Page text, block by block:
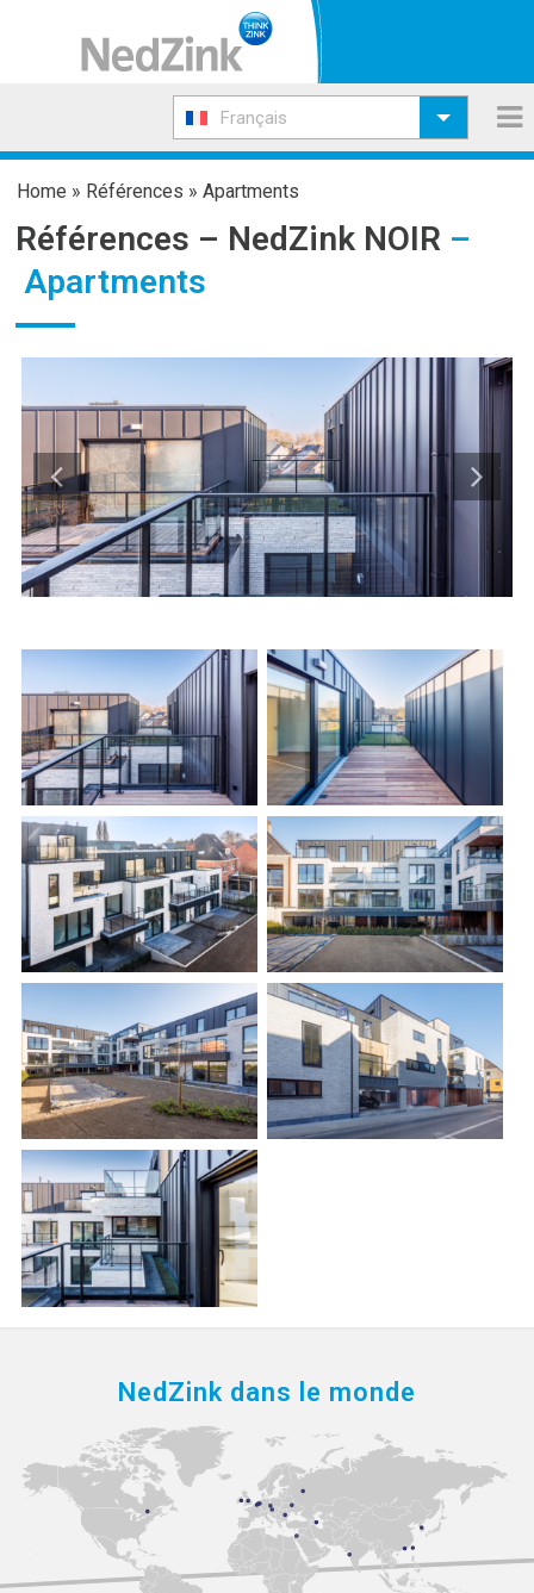
Français
Home » Références » Apartments
Références – NedZink NOIR –
Apartments
NedZink dans le monde